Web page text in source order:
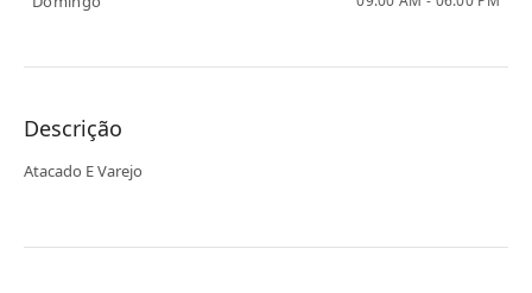
Descrição
Atacado E Varejo